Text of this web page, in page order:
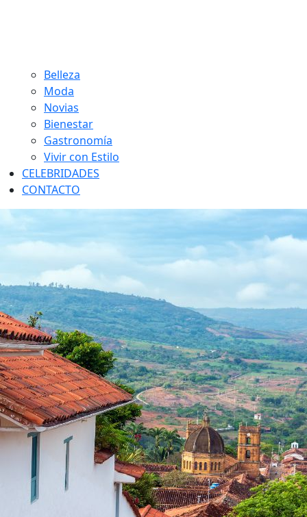
Belleza
Moda
Novias
Bienestar
Gastronomía
Vivir con Estilo
CELEBRIDADES
CONTACTO